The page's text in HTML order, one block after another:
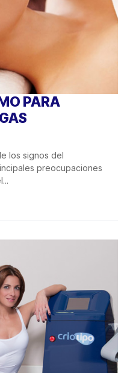
PARA
los signos del
preocupaciones